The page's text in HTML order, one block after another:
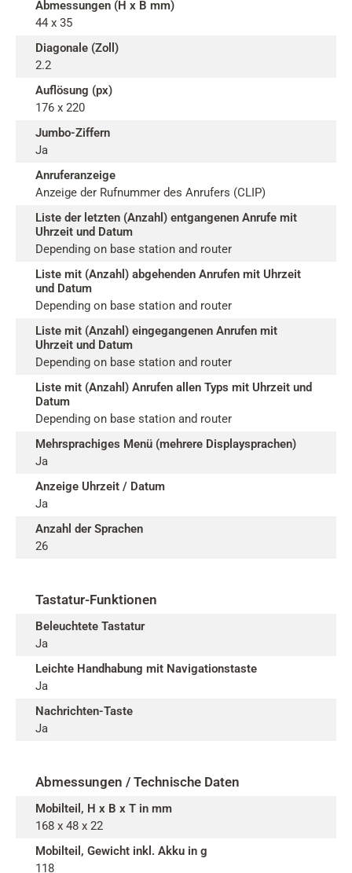
Abmessungen (H x B mm)
44 x 35
Diagonale (Zoll)
2.2
Auflösung (px)
176 x 220
Jumbo-Ziffern
Ja
Anruferanzeige
Anzeige der Rufnummer des Anrufers (CLIP)
Liste der letzten (Anzahl) entgangenen Anrufe mit
Uhrzeit und Datum
Depending on base station and router
Liste mit (Anzahl) abgehenden Anrufen mit Uhrzeit
und Datum
Depending on base station and router
Liste mit (Anzahl) eingegangenen Anrufen mit
Uhrzeit und Datum
Depending on base station and router
Liste mit (Anzahl) Anrufen allen Typs mit Uhrzeit und
Datum
Depending on base station and router
Mehrsprachiges Menü (mehrere Displaysprachen)
Ja
Anzeige Uhrzeit / Datum
Ja
Anzahl der Sprachen
26
Tastatur-Funktionen
Beleuchtete Tastatur
Ja
Leichte Handhabung mit Navigationstaste
Ja
Nachrichten-Taste
Ja
Abmessungen / Technische Daten
Mobilteil, H x B x T in mm
168 x 48 x 22
Mobilteil, Gewicht inkl. Akku in g
118